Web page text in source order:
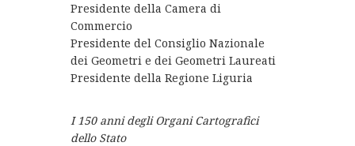
Presidente della Camera di
Commercio
Presidente del Consiglio Nazionale
dei Geometri e dei Geometri Laureati
Presidente della Regione Liguria
I 150 anni degli Organi Cartografici
dello Stato